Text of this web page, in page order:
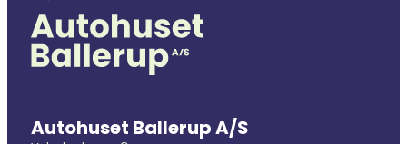
Autohuset Ballerup A/S